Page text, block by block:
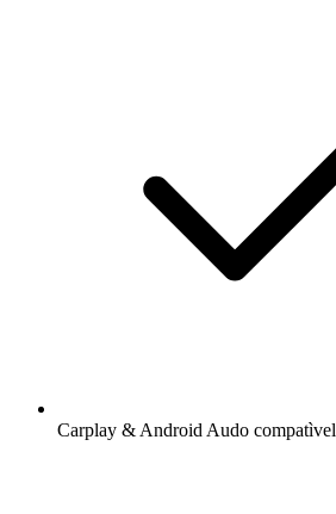
Carplay & Android Audo compatìvel